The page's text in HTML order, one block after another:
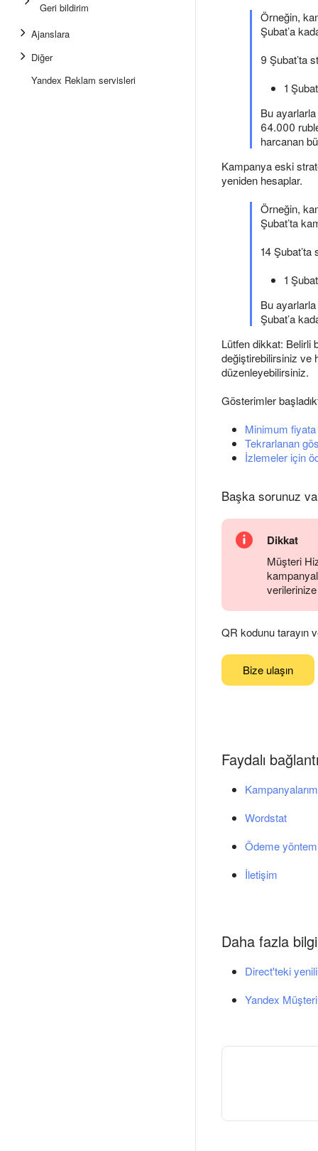
Geri bildirim
Ajanslara
Diğer
Yandex Reklam servisleri
Örneğin,
Şubat’a
9 Şubat’ta
1
Bu
64.000
harcanan
Kampanya eski
yeniden hesaplar.
Örneğin,
Şubat’ta
14
1
Bu
Şubat’a
Lütfen dikkat: Belirli
değiştirebilirsiniz ve
düzenleyebilirsiniz.
Gösterimler
Minimum
Tekrarlanan
İzlemeler için
Başka sorunuz
Dikkat
Müşteri
QR kodunu tarayın
Bize ulaşın
Faydalı
Kampanyalarım
Wordstat
Ödeme
İletişim
Daha fazla
Direct'teki
Yandex